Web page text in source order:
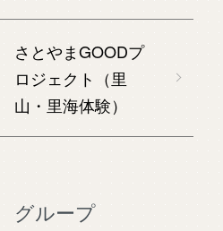
さとやまGOODプ
ロジェクト（里
山・里海体験）
グループ